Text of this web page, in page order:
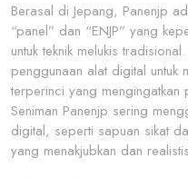
Berasal di Jepang, Panenjp
“panel” dan “ENJP” yang
untuk teknik melukis
penggunaan alat digital untuk
terperinci yang mengingatkan
Seniman Panenjp sering
digital, seperti sapuan sikat
yang menakjubkan dan